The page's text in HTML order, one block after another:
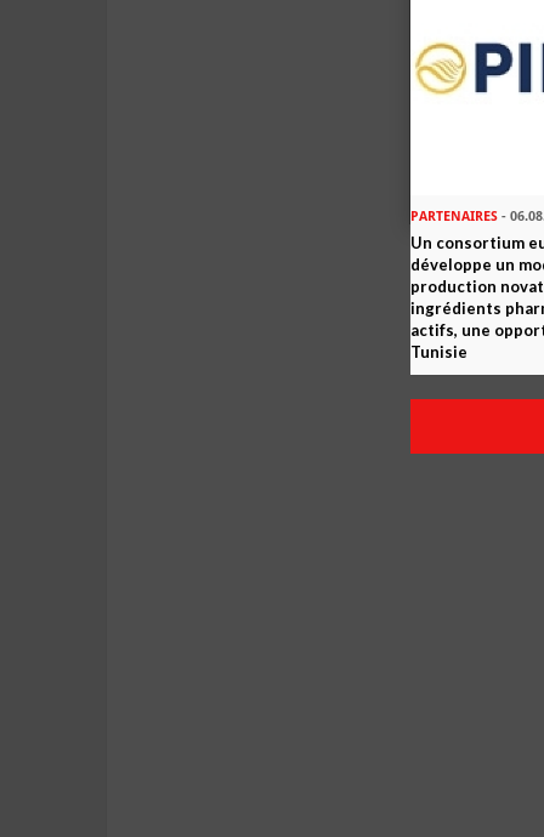
PARTENAIRES -
Un consortium
développe un
production
ingrédients
actifs, une
Tunisie